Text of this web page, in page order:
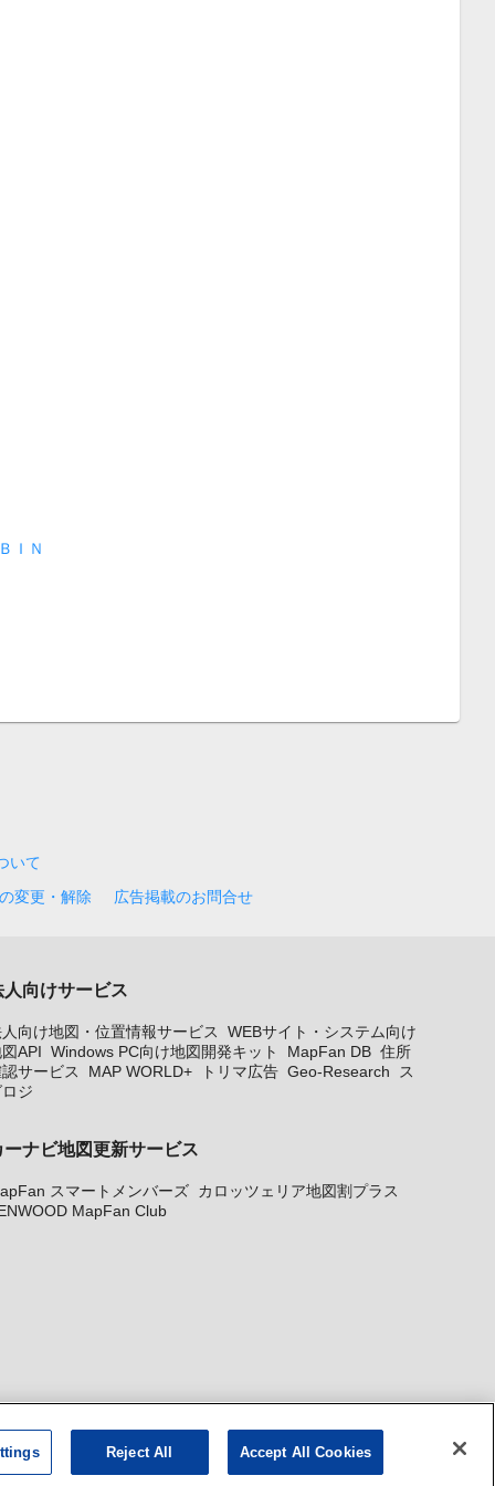
ＩＮ
いて
変更・解除
広告掲載のお問合せ
人向けサービス
向け地図・位置情報サービス
WEBサイト・システム向け
API Windows PC向け地図開発キット MapFan DB 住所
サービス
MAP WORLD+ トリマ広告 Geo-Research
ス
ジ
ーナビ地図更新サービス
スマートメンバーズ カロッツェリア地図割プラス
MapFan Club
Reject All Accept All Cookies